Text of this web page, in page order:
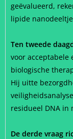
geëvalueerd,
lipide
Ten tweede
voor acceptabele
biologische
Hij uitte
residueel DNA in
De derde vraag